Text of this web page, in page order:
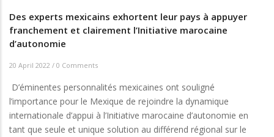
Des experts mexicains exhortent leur pays à appuyer
franchement et clairement l’Initiative marocaine
d’autonomie
20 April 2022 / 0 Comments
D’éminentes personnalités mexicaines ont souligné
l’importance pour le Mexique de rejoindre la dynamique
internationale d’appui à l’Initiative marocaine d’autonomie en
tant que seule et unique solution au différend régional sur le